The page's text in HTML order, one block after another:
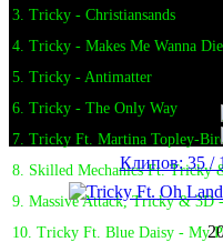
3. Tricky - Christiansands
4. Tricky - Makes Me Wanna Die
5. Tricky - Antimatter
6. Tricky - The Only Way
7. Tricky Ft. Martina Topley-
8. Skilled Mechanics Ft. Tricky
9. Massive Attack, Tricky & 3D
10. Tricky Ft. Blue Daisy - My
Клипов: 35 /